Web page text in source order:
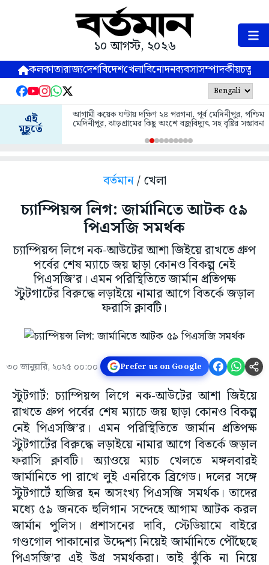
১০ আগস্ট, ২০২৬
কলকাতারাজ্যদেশবিদেশখেলাবিনোদনব্যবসাসম্পাদকীয়
এই
মুহূর্তে
আগামী কয়েক ঘণ্টায় দক্ষিণ ২৪ পরগনা, পূর্ব মেদিনীপুর, পশ্চিম
মেদিনীপুর, ঝাড়গ্রামের কিছু অংশে বজ্রবিদ্যুৎ সহ বৃষ্টির সম্ভাবনা
বর্তমান/ খেলা
চ্যাম্পিয়ন্স লিগ: জার্মানিতে আটক ৫৯
পিএসজি সমর্থক
চ্যাম্পিয়ন্স লিগে নক-আউটের আশা জিইয়ে রাখতে গ্রুপ
পর্বের শেষ ম্যাচে জয় ছাড়া কোনও বিকল্প নেই
পিএসজি’র। এমন পরিস্থিতিতে জার্মান প্রতিপক্ষ
স্টুটগার্টের বিরুদ্ধে লড়াইয়ে নামার আগে বিতর্কে জড়াল
ফরাসি ক্লাবটি।
৩০ জানুয়ারি, ২০২৫ ০০:০০ Prefer us on Google
স্টুটগার্ট: চ্যাম্পিয়ন্স লিগে নক-আউটের আশা জিইয়ে
রাখতে গ্রুপ পর্বের শেষ ম্যাচে জয় ছাড়া কোনও বিকল্প
নেই পিএসজি’র। এমন পরিস্থিতিতে জার্মান প্রতিপক্ষ
স্টুটগার্টের বিরুদ্ধে লড়াইয়ে নামার আগে বিতর্কে জড়াল
ফরাসি ক্লাবটি। অ্যাওয়ে ম্যাচ খেলতে মঙ্গলবারই
জার্মানিতে পা রাখে লুই এনরিকে ব্রিগেড। দলের সঙ্গে
স্টুটগার্টে হাজির হন অসংখ্য পিএসজি সমর্থক। তাদের
মধ্যে ৫৯ জনকে হুলিগান সন্দেহে আগাম আটক করল
জার্মান পুলিস। প্রশাসনের দাবি, স্টেডিয়ামে বাইরে
গণ্ডগোল পাকানোর উদ্দেশ্য নিয়েই জার্মানিতে পৌঁছেছে
পিএসজি’র এই উগ্র সমর্থকরা। তাই ঝুঁকি না নিয়ে